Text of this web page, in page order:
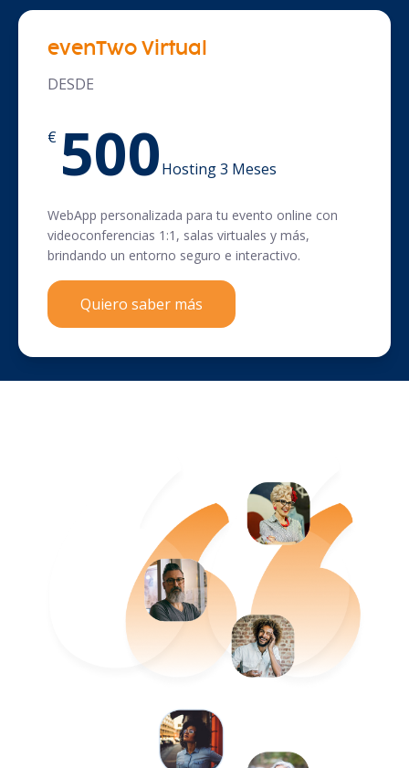
evenTwo Virtual
DESDE
€ 500Hosting 3 Meses
WebApp personalizada para tu evento online con
videoconferencias 1:1, salas virtuales y más,
brindando un entorno seguro e interactivo.
Quiero saber más